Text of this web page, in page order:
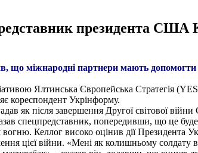
президента США
міжнародні партнери мають допомогти
Ялтинська Європейська Стратегія
кореспондент Укрінформу.
як після завершення Другої світової
спецпредставник, попередивши, що це
Келлог високо оцінив дії Президента
війни. «Мені як колишньому солдату